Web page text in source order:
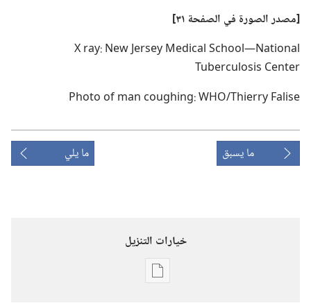
‏[مصدر الصورة في الصفحة ٣١]‏
X ray: New Jersey Medical School—National
Tuberculosis Center
Photo of man coughing: WHO/Thierry Falise
ما يسبق ما يلي
خيارات التنزيل
خيارات